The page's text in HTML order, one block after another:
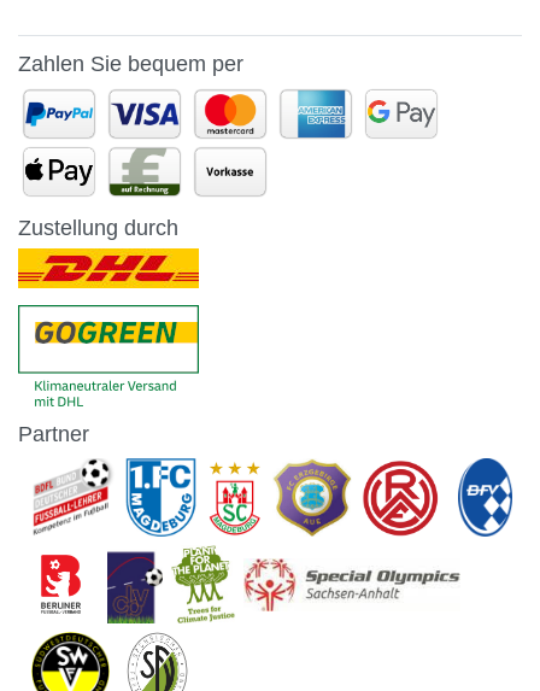
Zahlen Sie bequem per
Zustellung durch
Partner